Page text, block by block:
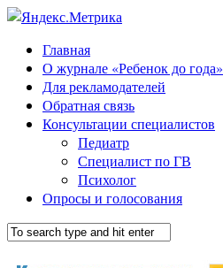
Главная
О журнале «Ребенок до года»
Для рекламодателей
Обратная связь
Консультации специалистов
Педиатр
Специалист по ГВ
Психолог
Опросы и голосования